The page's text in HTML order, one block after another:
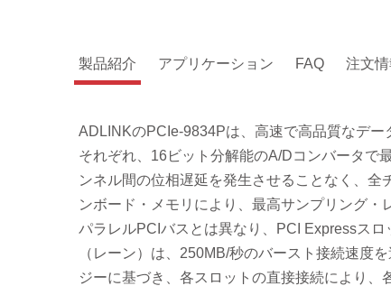
製品紹介 アプリケーション FAQ 注文情
ADLINKのPCIe-9834Pは、高速で高品質なデ
それぞれ、16ビット分解能のA/Dコンバータで
ンネル間の位相遅延を発生させることなく、
ンボード・メモリにより、最高サンプリング・
パラレルPCIバスとは異なり、PCI Expressス
（レーン）は、250MB/秒のバースト接続速度
ジーに基づき、各スロットの直接接続により